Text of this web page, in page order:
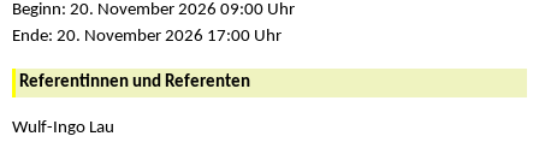
Beginn: 20. November 2026 09:00 Uhr
Ende: 20. November 2026 17:00 Uhr
Referentinnen und Referenten
Wulf-Ingo Lau